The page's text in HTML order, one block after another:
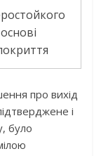
про вихід
і
було